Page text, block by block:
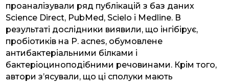
проаналізували ряд публікацій з баз даних
Science Direct, PubMed, Scielo і Medline. В
результаті дослідники виявили, що інгібірує,
пробіотиків на P. acnes, обумовлене
антибактеріальними білками і
бактеріоциноподібними речовинами. Крім того,
автори з’ясували, що ці сполуки мають